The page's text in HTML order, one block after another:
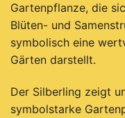
Gartenpflanze, die
Blüten- und
symbolisch eine
Gärten darstellt.
Der Silberling zeigt
symbolstarke